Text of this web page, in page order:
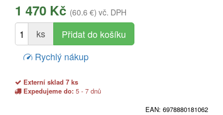
1 470 Kč (60.6 €) vč. DPH
ks
Rychlý nákup
Externí sklad 7 ks
Expedujeme do: 5 - 7 dnů
EAN: 6978880181062